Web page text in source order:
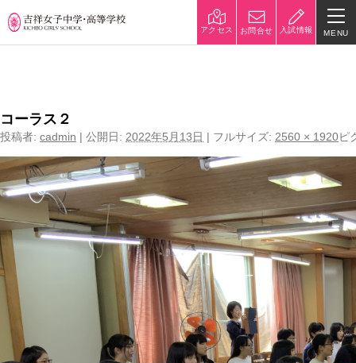
アクセス お問合せ 入試情報 MENU
建学の精神と校是 施設・設備
八王子キャンパス
制服紹介 学費
災害への対策 学校紹介動画
祥美会（保護者の会）・淑美
会（卒業生の会）
サポーターズサイト（寄付金
のお願い）
吉祥での学び
コーラス２
投稿者: cadmin 公開日: 2022年5月13日 フルサイズ: 2560 × 1920ピ